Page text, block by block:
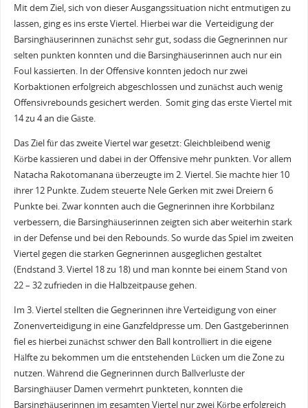
Mit dem Ziel, sich von dieser Ausgangssituation nicht entmutigen zu
lassen, ging es ins erste Viertel. Hierbei war die Verteidigung der
Barsinghäuserinnen zunächst sehr gut, sodass die Gegnerinnen nur
selten punkten konnten und die Barsinghäuserinnen auch nur ein
Foul kassierten. In der Offensive konnten jedoch nur zwei
Korbaktionen erfolgreich abgeschlossen und zunächst auch wenig
Offensivrebounds gesichert werden. Somit ging das erste Viertel mit
14 zu 4 an die Gäste.
Das Ziel für das zweite Viertel war gesetzt: Gleichbleibend wenig
Körbe kassieren und dabei in der Offensive mehr punkten. Vor allem
Natacha Rakotomanana überzeugte im 2. Viertel. Sie machte hier 10
ihrer 12 Punkte. Zudem steuerte Nele Gerken mit zwei Dreiern 6
Punkte bei. Zwar konnten auch die Gegnerinnen ihre Korbbilanz
verbessern, die Barsinghäuserinnen zeigten sich aber weiterhin stark
in der Defense und bei den Rebounds. So wurde das Spiel im zweiten
Viertel gegen die starken Gegnerinnen ausgeglichen gestaltet
(Endstand 3. Viertel 18 zu 18) und man konnte bei einem Stand von
22 – 32 zufrieden in die Halbzeitpause gehen.
Im 3. Viertel stellten die Gegnerinnen ihre Verteidigung von einer
Zonenverteidigung in eine Ganzfeldpresse um. Den Gastgeberinnen
fiel es hierbei zunächst schwer den Ball kontrolliert in die eigene
Hälfte zu bekommen um die entstehenden Lücken um die Zone zu
nutzen. Während die Gegnerinnen durch Ballverluste der
Barsinghäuser Damen vermehrt punkteten, konnten die
Barsinghäuserinnen im gesamten Viertel nur zwei Körbe erfolgreich